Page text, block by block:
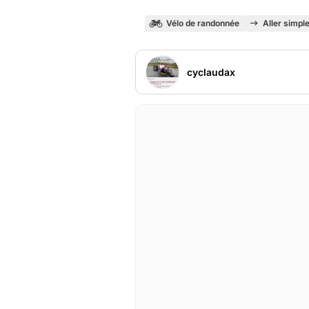
Vélo de randonnée Aller simple
cyclaudax